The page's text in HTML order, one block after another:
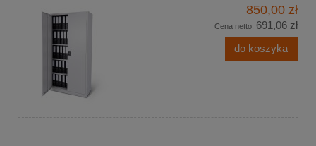
850,00 zł
Cena netto: 691,06 zł
do koszyka